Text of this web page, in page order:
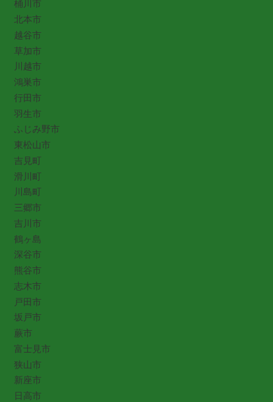
桶川市
北本市
越谷市
草加市
川越市
鴻巣市
行田市
羽生市
ふじみ野市
東松山市
吉見町
滑川町
川島町
三郷市
吉川市
鶴ヶ島
深谷市
熊谷市
志木市
戸田市
坂戸市
蕨市
富士見市
狭山市
新座市
日高市